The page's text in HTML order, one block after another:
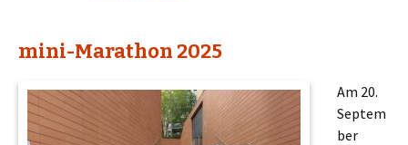
mini-Marathon 2025
Am 20.
Septem
ber